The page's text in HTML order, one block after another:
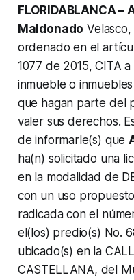
FLORIDABLANCA
Maldonado
ordenado en el
1077 de 2015, CITA
inmueble o
que hagan parte del
valer sus derechos.
de informarle(s) que
ha(n) solicitado una
en la modalidad de
con un uso
radicada con el
el(los) predio(s) No.
ubicado(s) en la
CASTELLANA, del